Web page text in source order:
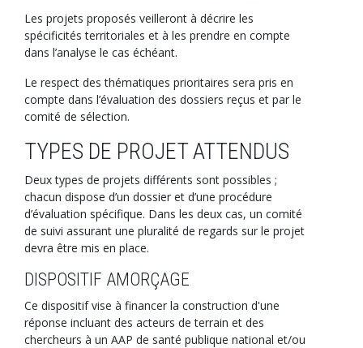
Les projets proposés veilleront à décrire les
spécificités territoriales et à les prendre en compte
dans l’analyse le cas échéant.
Le respect des thématiques prioritaires sera pris en
compte dans l’évaluation des dossiers reçus et par le
comité de sélection.
TYPES DE PROJET ATTENDUS
Deux types de projets différents sont possibles ;
chacun dispose d’un dossier et d’une procédure
d’évaluation spécifique. Dans les deux cas, un comité
de suivi assurant une pluralité de regards sur le projet
devra être mis en place.
DISPOSITIF AMORÇAGE
Ce dispositif vise à financer la construction d'une
réponse incluant des acteurs de terrain et des
chercheurs à un AAP de santé publique national et/ou